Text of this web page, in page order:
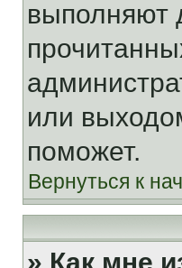
выполняют
или
поможет.
Вернуться к